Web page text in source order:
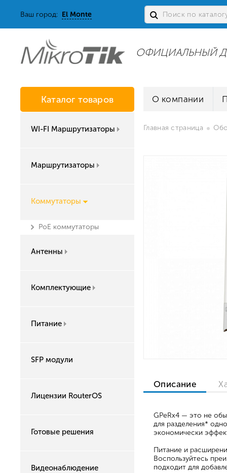
Ваш город: El Monte
ОФИЦИАЛЬНЫЙ
Каталог товаров
WI-FI Маршрутизаторы
Маршрутизаторы
Коммутаторы
PoE коммутаторы
Антенны
Комплектующие
Питание
SFP модули
Лицензии RouterOS
Готовые решения
Видеонаблюдение
О компании
Главная страница
Описание
GPeRx4 — это не
для разделения*
экономически
Питание и
Воспользуйтесь
подходит для